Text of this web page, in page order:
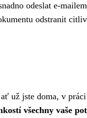
odeslat e-
odstranit
už jste doma, v práci
všechny vaše